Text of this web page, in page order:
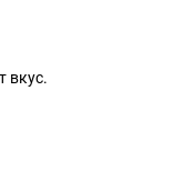
вкус.